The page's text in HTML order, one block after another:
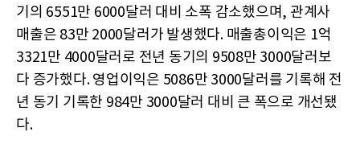
기의 6551만 6000달러 대비 소폭 감소했으며, 관계사
매출은 83만 2000달러가 발생했다. 매출총이익은 1억
3321만 4000달러로 전년 동기의 9508만 3000달러보
다 증가했다. 영업이익은 5086만 3000달러를 기록해 전
년 동기 기록한 984만 3000달러 대비 큰 폭으로 개선됐
다.